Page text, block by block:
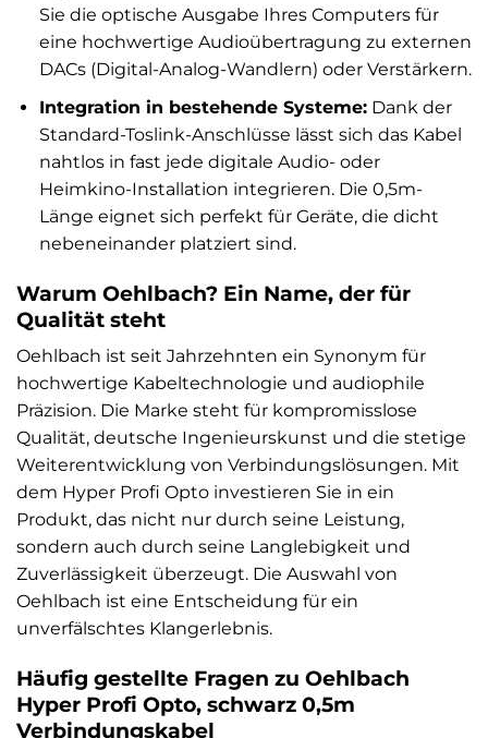
Sie die optische Ausgabe Ihres Computers für
eine hochwertige Audioübertragung zu externen
DACs (Digital-Analog-Wandlern) oder Verstärkern.
Integration in bestehende Systeme:Dank der
Standard-Toslink-Anschlüsse lässt sich das Kabel
nahtlos in fast jede digitale Audio- oder
Heimkino-Installation integrieren. Die 0,5m-
Länge eignet sich perfekt für Geräte, die dicht
nebeneinander platziert sind.
Warum Oehlbach? Ein Name, der für
Qualität steht
Oehlbach ist seit Jahrzehnten ein Synonym für
hochwertige Kabeltechnologie und audiophile
Präzision. Die Marke steht für kompromisslose
Qualität, deutsche Ingenieurskunst und die stetige
Weiterentwicklung von Verbindungslösungen. Mit
dem Hyper Profi Opto investieren Sie in ein
Produkt, das nicht nur durch seine Leistung,
sondern auch durch seine Langlebigkeit und
Zuverlässigkeit überzeugt. Die Auswahl von
Oehlbach ist eine Entscheidung für ein
unverfälschtes Klangerlebnis.
Häufig gestellte Fragen zu Oehlbach
Hyper Profi Opto, schwarz 0,5m
Verbindungskabel